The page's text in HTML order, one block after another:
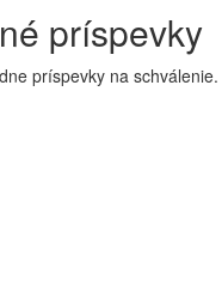
príspevky
príspevky na schválenie.